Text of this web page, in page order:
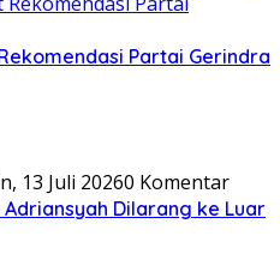
Partai Gerindra
13 Juli 20260 Komentar
Dilarang ke Luar